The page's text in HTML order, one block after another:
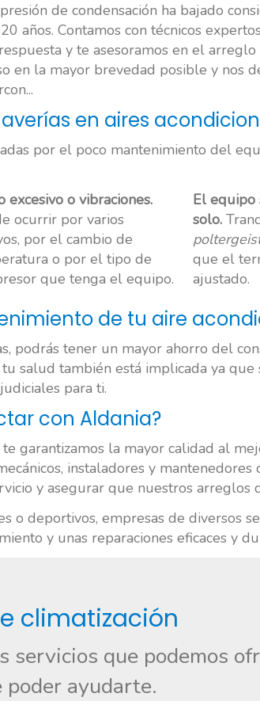
de condensación ha bajado
años. Contamos con técnicos
y te asesoramos en el
en la mayor brevedad posible y nos
en aires
por el poco mantenimiento del
excesivo o vibraciones.
ocurrir por varios
por el cambio de
o por el tipo de
que tenga el equipo.
El equipo
solo.
que el
ajustado.
de tu aire
podrás tener un mayor ahorro del
salud también está implicada ya que
para ti.
con Aldania?
te garantizamos la mayor calidad al
instaladores y mantenedores
y asegurar que nuestros arreglos
o deportivos, empresas de diversos
y unas reparaciones eficaces y
climatización
servicios que podemos
poder ayudarte.